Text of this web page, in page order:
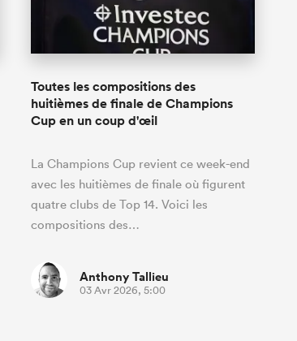
Toutes les compositions des
huitièmes de finale de Champions
Cup en un coup d'œil
La Champions Cup revient ce week-end
avec les huitièmes de finale où figurent
quatre clubs de Top 14. Voici les
compositions des…
Anthony Tallieu
03 Avr 2026, 5:00